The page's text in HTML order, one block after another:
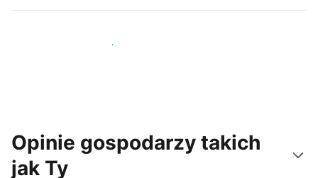
Dotrzyj do nowych gości już dziś
Opinie gospodarzy takich
jak Ty